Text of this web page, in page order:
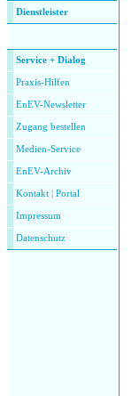
Dienstleister
Service + Dialog
Praxis-Hilfen
EnEV-Newsletter
Zugang bestellen
Medien-Service
EnEV-Archiv
Kontakt Portal
Impressum
Datenschutz